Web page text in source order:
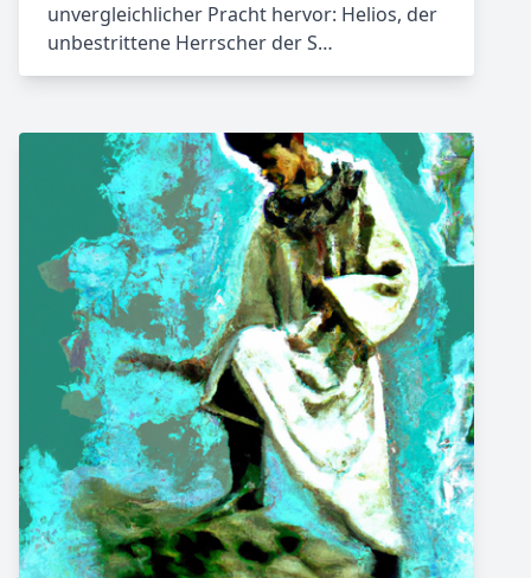
unvergleichlicher Pracht hervor: Helios, der
unbestrittene Herrscher der S…